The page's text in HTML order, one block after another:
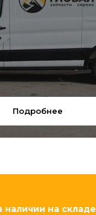
Подробнее
наличии на складе